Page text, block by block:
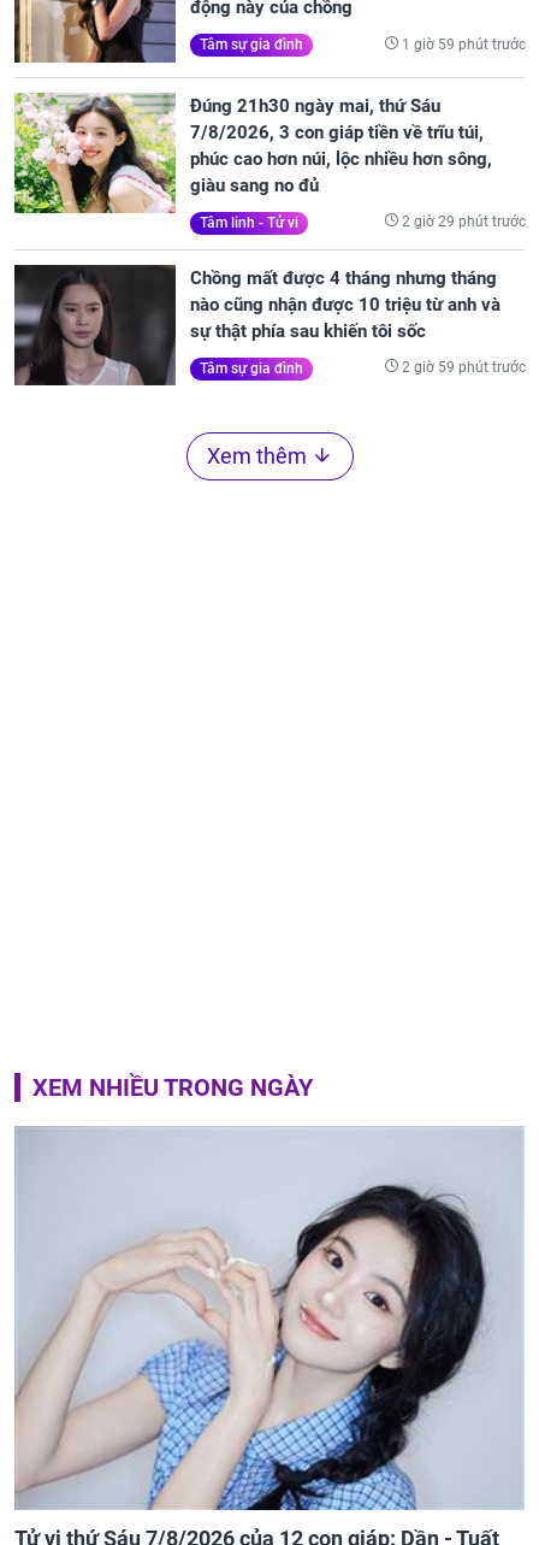
động này của chồng
Tâm sự gia đình 1 giờ 59 phút trước
Đúng 21h30 ngày mai, thứ Sáu
7/8/2026, 3 con giáp tiền về trĩu túi,
phúc cao hơn núi, lộc nhiều hơn sông,
giàu sang no đủ
Tâm linh - Tử vi 2 giờ 29 phút trước
Chồng mất được 4 tháng nhưng tháng
nào cũng nhận được 10 triệu từ anh và
sự thật phía sau khiến tôi sốc
Tâm sự gia đình 2 giờ 59 phút trước
Xem thêm
XEM NHIỀU TRONG NGÀY
Tử vi thứ Sáu 7/8/2026 của 12 con giáp: Dần - Tuất